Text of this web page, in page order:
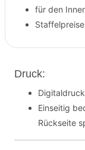
für den
Staffelpreise
Druck:
Digitaldruck
Einseitig
Rückseite